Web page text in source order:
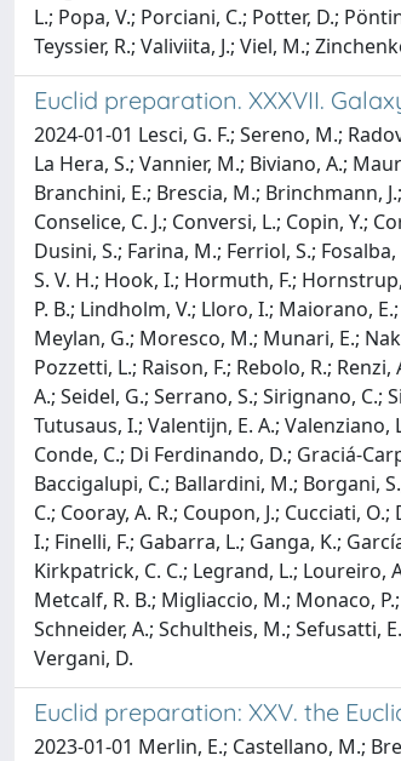
L.; Popa, V.; Porciani, C.; Potter, D.;
Teyssier, R.; Valiviita, J.; Viel, M.;
Euclid preparation. XXXVII.
2024-01-01 Lesci, G. F.; Sereno, M.;
La Hera, S.; Vannier, M.; Biviano, A.;
Branchini, E.; Brescia, M.; Brinchmann,
Conselice, C. J.; Conversi, L.; Copin, Y.;
Dusini, S.; Farina, M.; Ferriol, S.;
S. V. H.; Hook, I.; Hormuth, F.;
P. B.; Lindholm, V.; Lloro, I.; Maiorano,
Meylan, G.; Moresco, M.; Munari, E.;
Pozzetti, L.; Raison, F.; Rebolo, R.;
A.; Seidel, G.; Serrano, S.; Sirignano, C.;
Tutusaus, I.; Valentijn, E. A.; Valenziano,
Conde, C.; Di Ferdinando, D.; Graciá-
Baccigalupi, C.; Ballardini, M.; Borgani,
C.; Cooray, A. R.; Coupon, J.; Cucciati,
I.; Finelli, F.; Gabarra, L.; Ganga, K.;
Kirkpatrick, C. C.; Legrand, L.; Loureiro,
Metcalf, R. B.; Migliaccio, M.; Monaco,
Schneider, A.; Schultheis, M.; Sefusatti,
Vergani, D.
Euclid preparation: XXV. the
2023-01-01 Merlin, E.; Castellano, M.;